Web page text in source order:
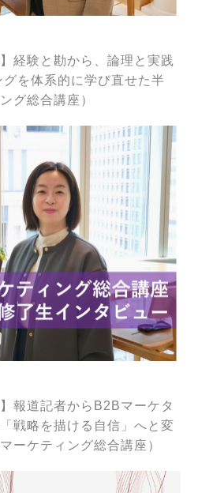
経験と勘から、論理と実践
を体系的に学び直せた半
グ総合講座）
報道記者からB2Bマーケタ
戦略を描ける自信」へと変
ーケティング総合講座）